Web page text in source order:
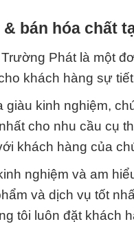
bán hóa chất
Phát là một
khách hàng sự
giàu kinh nghiệm,
cho nhu cầu cụ
khách hàng của
nghiệm và am
và dịch vụ tốt
tôi luôn đặt khách